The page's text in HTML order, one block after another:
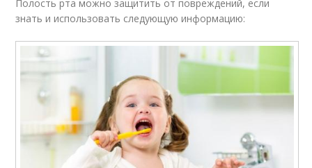
Полость рта можно защитить от повреждений, если
знать и использовать следующую информацию: